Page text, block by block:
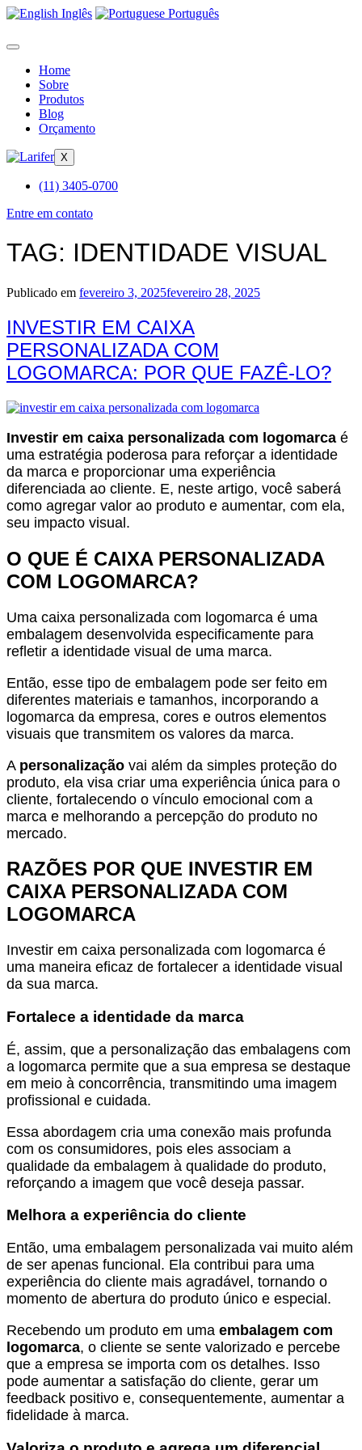
Inglês Português
Home
Sobre
Produtos
Blog
Orçamento
X
(11) 3405-0700
Entre em contato
TAG: IDENTIDADE VISUAL
Publicado em fevereiro 3, 2025fevereiro 28, 2025
INVESTIR EM CAIXA
PERSONALIZADA COM
LOGOMARCA: POR QUE FAZÊ-LO?
Investir em caixa personalizada com logomarca é
uma estratégia poderosa para reforçar a identidade
da marca e proporcionar uma experiência
diferenciada ao cliente. E, neste artigo, você saberá
como agregar valor ao produto e aumentar, com ela,
seu impacto visual.
O QUE É CAIXA PERSONALIZADA
COM LOGOMARCA?
Uma caixa personalizada com logomarca é uma
embalagem desenvolvida especificamente para
refletir a identidade visual de uma marca.
Então, esse tipo de embalagem pode ser feito em
diferentes materiais e tamanhos, incorporando a
logomarca da empresa, cores e outros elementos
visuais que transmitem os valores da marca.
A personalização vai além da simples proteção do
produto, ela visa criar uma experiência única para o
cliente, fortalecendo o vínculo emocional com a
marca e melhorando a percepção do produto no
mercado.
RAZÕES POR QUE INVESTIR EM
CAIXA PERSONALIZADA COM
LOGOMARCA
Investir em caixa personalizada com logomarca é
uma maneira eficaz de fortalecer a identidade visual
da sua marca.
Fortalece a identidade da marca
É, assim, que a personalização das embalagens com
a logomarca permite que a sua empresa se destaque
em meio à concorrência, transmitindo uma imagem
profissional e cuidada.
Essa abordagem cria uma conexão mais profunda
com os consumidores, pois eles associam a
qualidade da embalagem à qualidade do produto,
reforçando a imagem que você deseja passar.
Melhora a experiência do cliente
Então, uma embalagem personalizada vai muito além
de ser apenas funcional. Ela contribui para uma
experiência do cliente mais agradável, tornando o
momento de abertura do produto único e especial.
Recebendo um produto em uma embalagem com
logomarca, o cliente se sente valorizado e percebe
que a empresa se importa com os detalhes. Isso
pode aumentar a satisfação do cliente, gerar um
feedback positivo e, consequentemente, aumentar a
fidelidade à marca.